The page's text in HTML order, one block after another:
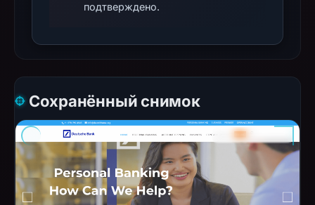
подтверждено.
Сохранённый снимок